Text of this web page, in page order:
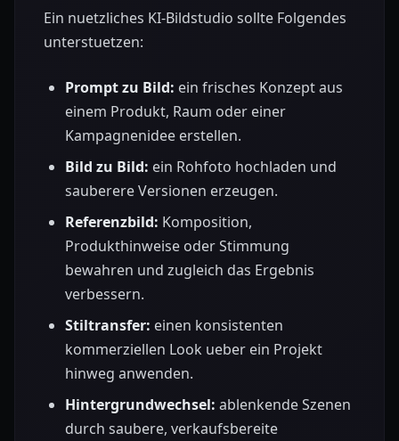
Ein nuetzliches KI-Bildstudio sollte Folgendes
unterstuetzen:
Prompt zu Bild: ein frisches Konzept aus
einem Produkt, Raum oder einer
Kampagnenidee erstellen.
Bild zu Bild: ein Rohfoto hochladen und
sauberere Versionen erzeugen.
Referenzbild: Komposition,
Produkthinweise oder Stimmung
bewahren und zugleich das Ergebnis
verbessern.
Stiltransfer: einen konsistenten
kommerziellen Look ueber ein Projekt
hinweg anwenden.
Hintergrundwechsel: ablenkende Szenen
durch saubere, verkaufsbereite